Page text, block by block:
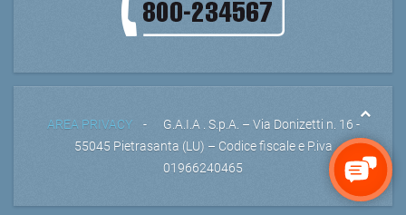
AREA PRIVACY- G.A.I.A . S.p.A. – Via Donizetti n. 16 -
55045 Pietrasanta (LU) – Codice fiscale e P.iva
01966240465